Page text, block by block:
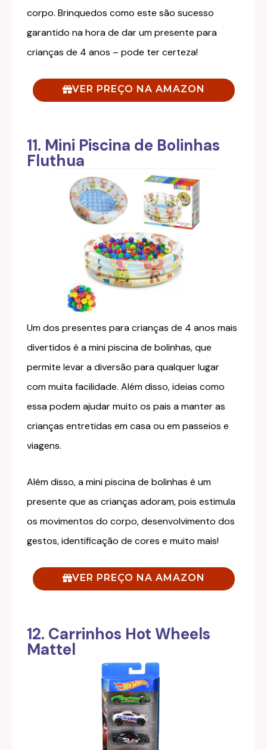
corpo. Brinquedos como este são sucesso
garantido na hora de dar um presente para
crianças de 4 anos – pode ter certeza!
VER PREÇO NA AMAZON
11. Mini Piscina de Bolinhas
Fluthua
Um dos presentes para crianças de 4 anos mais
divertidos é a mini piscina de bolinhas, que
permite levar a diversão para qualquer lugar
com muita facilidade. Além disso, ideias como
essa podem ajudar muito os pais a manter as
crianças entretidas em casa ou em passeios e
viagens.
Além disso, a mini piscina de bolinhas é um
presente que as crianças adoram, pois estimula
os movimentos do corpo, desenvolvimento dos
gestos, identificação de cores e muito mais!
VER PREÇO NA AMAZON
12. Carrinhos Hot Wheels
Mattel